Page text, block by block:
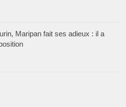
Maripan fait ses adieux : il a